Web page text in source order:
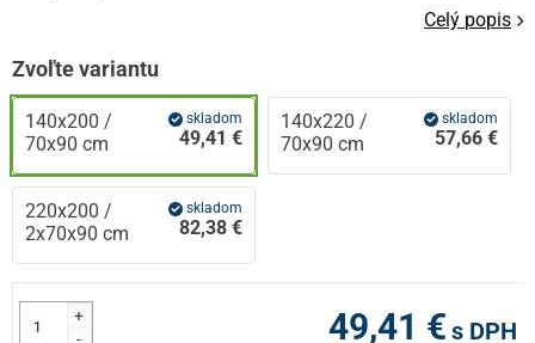
Celý popis
Zvoľte variantu
140x200 /
70x90 cm
skladom
49,41 €
140x220 /
70x90 cm
skladom
57,66 €
220x200 /
2x70x90 cm
skladom
82,38 €
+
49,41 € s DPH